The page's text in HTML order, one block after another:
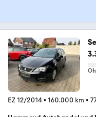
EZ 12/2014• 160.000 km •